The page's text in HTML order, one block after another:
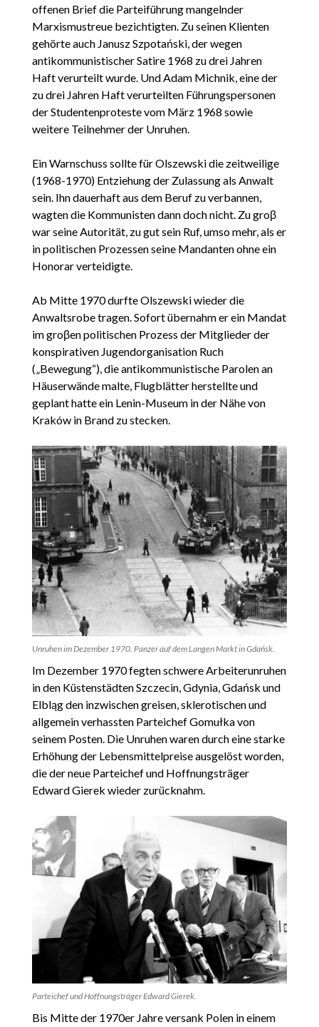
offenen Brief die Parteiführung mangelnder
Marxismustreue bezichtigten. Zu seinen Klienten
gehörte auch Janusz Szpotański, der wegen
antikommunistischer Satire 1968 zu drei Jahren
Haft verurteilt wurde. Und Adam Michnik, eine der
zu drei Jahren Haft verurteilten Führungspersonen
der Studentenproteste vom März 1968 sowie
weitere Teilnehmer der Unruhen.
Ein Warnschuss sollte für Olszewski die zeitweilige
(1968-1970) Entziehung der Zulassung als Anwalt
sein. Ihn dauerhaft aus dem Beruf zu verbannen,
wagten die Kommunisten dann doch nicht. Zu groβ
war seine Autorität, zu gut sein Ruf, umso mehr, als er
in politischen Prozessen seine Mandanten ohne ein
Honorar verteidigte.
Ab Mitte 1970 durfte Olszewski wieder die
Anwaltsrobe tragen. Sofort übernahm er ein Mandat
im groβen politischen Prozess der Mitglieder der
konspirativen Jugendorganisation Ruch
(„Bewegung“), die antikommunistische Parolen an
Häuserwände malte, Flugblätter herstellte und
geplant hatte ein Lenin-Museum in der Nähe von
Kraków in Brand zu stecken.
Unruhen im Dezember 1970. Panzer auf dem Langen Markt in Gdańsk.
Im Dezember 1970 fegten schwere Arbeiterunruhen
in den Küstenstädten Szczecin, Gdynia, Gdańsk und
Elbląg den inzwischen greisen, sklerotischen und
allgemein verhassten Parteichef Gomułka von
seinem Posten. Die Unruhen waren durch eine starke
Erhöhung der Lebensmittelpreise ausgelöst worden,
die der neue Parteichef und Hoffnungsträger
Edward Gierek wieder zurücknahm.
Parteichef und Hoffnungsträger Edward Gierek.
Bis Mitte der 1970er Jahre versank Polen in einem